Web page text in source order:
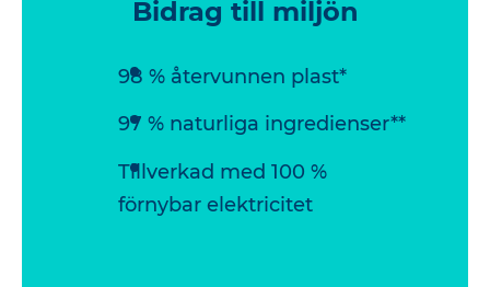
Bidrag till miljön
98 % återvunnen plast*
97 % naturliga ingredienser**
Tillverkad med 100 %
förnybar elektricitet